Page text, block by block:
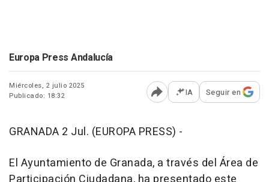
Europa Press Andalucía
Miércoles, 2 julio 2025
Publicado: 18:32
Abrir opciones para
IA Seguir en
GRANADA 2 Jul. (EUROPA PRESS) -
El Ayuntamiento de Granada, a través del Área de